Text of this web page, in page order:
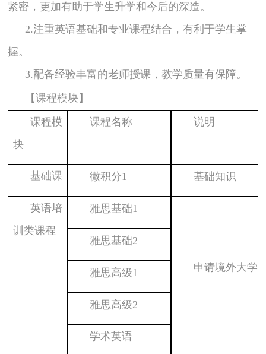
紧密，更加有助于学生升学和今后的深造。
2.注重英语基础和专业课程结合，有利于学生掌
握。
3.配备经验丰富的老师授课，教学质量有保障。
【课程模块】
课程模
块
课程名称 说明
基础课 微积分1 基础知识
英语培
训类课程
雅思基础1
申请境外大学
雅思基础2
雅思高级1
雅思高级2
学术英语